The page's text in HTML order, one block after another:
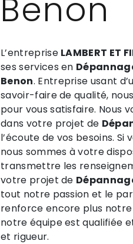
Benon
L’entreprise LAMBERT ET
ses services en
Benon. Entreprise usant
savoir-faire de qualité,
pour vous satisfaire. Nous
dans votre projet de
l’écoute de vos besoins. Si
nous sommes à votre
transmettre les
votre projet de
tout notre passion et le
renforce encore plus
notre équipe est qualifiée
et rigueur.